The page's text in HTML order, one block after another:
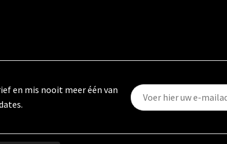
en mis nooit meer één van